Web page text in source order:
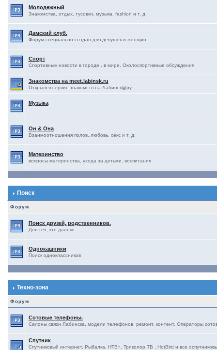
Молодежный
Знакомства, отдых, тусовки, музыка, fashion и т. д.
Дамский клуб.
Форум специально создан для девушек и женщин.
Спорт
Спортивные новости в городе , в мире. Околоспортивные обсуждения.
Знакомства на meet.labinsk.ru
Открылся сервис знакомств на Лабинск@ру.
Музыка
Он & Она
Взаимоотношения полов, любовь, секс и т. д.
Материнство
вопросы материнства, ухода за детьми, воспитания
Поиск
Форум
Поиск друзей, родственников.
Для тех, кто далеко.
Однокашники
Поиск одноклассников
Техно-зона
Форум
Сотовые телефоны.
Салоны связи Лабинска, модели телефонов, ремонт, контент, Операторы
Спутник
Спутниковый интернет, Рыбалка, НТВ+, Триколор ТВ , HotBird и все